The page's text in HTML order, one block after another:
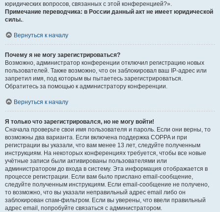
юридических вопросов, связанных с этой конференцией?».
Примечание переводчика: в России данный акт не имеет юридической
силы..
Вернуться к началу
Почему я не могу зарегистрироваться?
Возможно, администратор конференции отключил регистрацию новых
пользователей. Также возможно, что он заблокировал ваш IP-адрес или
запретил имя, под которым вы пытаетесь зарегистрироваться.
Обратитесь за помощью к администратору конференции.
Вернуться к началу
Я только что зарегистрировался, но не могу войти!
Сначала проверьте свои имя пользователя и пароль. Если они верны, то
возможны два варианта. Если включена поддержка COPPA и при
регистрации вы указали, что вам менее 13 лет, следуйте полученным
инструкциям. На некоторых конференциях требуется, чтобы все новые
учётные записи были активированы пользователями или
администратором до входа в систему. Эта информация отображается в
процессе регистрации. Если вам было прислано email-сообщение,
следуйте полученным инструкциям. Если email-сообщение не получено,
то возможно, что вы указали неправильный адрес email либо он
заблокирован спам-фильтром. Если вы уверены, что ввели правильный
адрес email, попробуйте связаться с администратором.